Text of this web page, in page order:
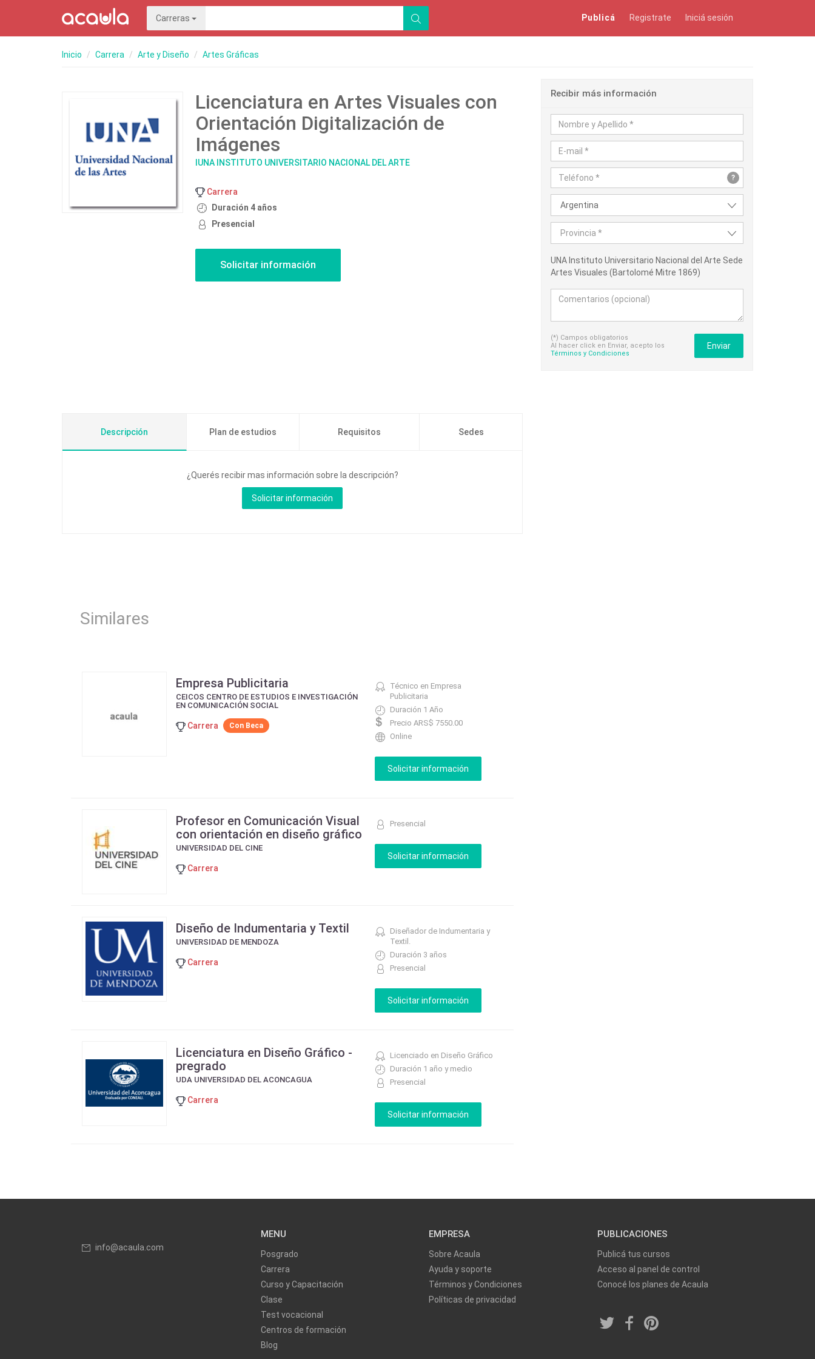
Carreras Publicá Registrate Iniciá sesión
Inicio Carrera Arte y Diseño Artes Gráficas
Licenciatura en Artes Visuales con
Orientación Digitalización de
Imágenes
IUNA INSTITUTO UNIVERSITARIO NACIONAL DEL ARTE
Carrera
Duración 4 años
Presencial
Recibir más información
?
Argentina
Provincia *
UNA Instituto Universitario Nacional del Arte Sede
Artes Visuales (Bartolomé Mitre 1869)
(*) Campos obligatorios
Al hacer click en Enviar, acepto los
Términos y Condiciones
Enviar
Descripción Plan de estudios Requisitos Sedes
¿Querés recibir mas información sobre la descripción?
Similares
Empresa Publicitaria
CEICOS CENTRO DE ESTUDIOS E INVESTIGACIÓN
EN COMUNICACIÓN SOCIAL
Carrera Con Beca
Técnico en Empresa
Publicitaria
Duración 1 Año
Precio ARS$ 7550.00
Online
Profesor en Comunicación Visual
con orientación en diseño gráfico
UNIVERSIDAD DEL CINE
Carrera
Presencial
Diseño de Indumentaria y Textil
UNIVERSIDAD DE MENDOZA
Carrera
Diseñador de Indumentaria y
Textil.
Duración 3 años
Presencial
Licenciatura en Diseño Gráfico -
pregrado
UDA UNIVERSIDAD DEL ACONCAGUA
Carrera
Licenciado en Diseño Gráfico
Duración 1 año y medio
Presencial
info@acaula.com
MENU
Posgrado
Carrera
Curso y Capacitación
Clase
Test vocacional
Centros de formación
Blog
EMPRESA
Sobre Acaula
Ayuda y soporte
Términos y Condiciones
Políticas de privacidad
PUBLICACIONES
Publicá tus cursos
Acceso al panel de control
Conocé los planes de Acaula